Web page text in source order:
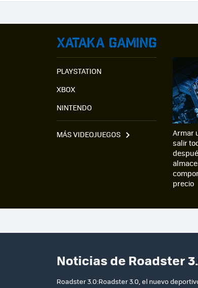
PLAYSTATION
XBOX
NINTENDO
MÁS VIDEOJUEGOS
Armar
salir
precio
Noticias de Roadster
Roadster 3.0:Roadster 3.0, el nuevo